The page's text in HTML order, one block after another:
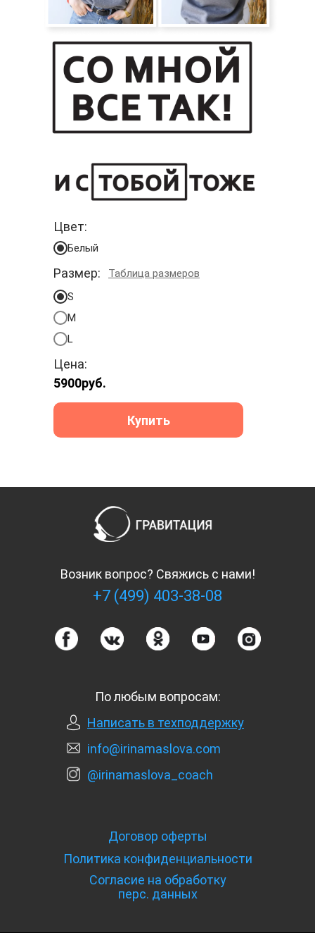
Цвет:
Белый
Размер:
S
M
L
Цена:
5900руб.
Купить
Таблица размеров
Написать в техподдержку
info@irinamaslova.com
@irinamaslova_coach
Возник вопрос? Свяжись с нами!
+7 (499) 403-38-08
По любым вопросам:
Договор оферты
Политика конфиденциальности
Согласие на обработку
перс. данных